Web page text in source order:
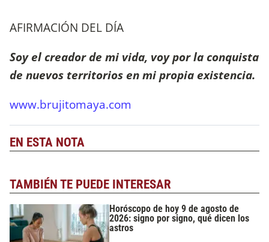
AFIRMACIÓN DEL DÍA
Soy el creador de mi vida, voy por la conquista
de nuevos territorios en mi propia existencia.
www.brujitomaya.com
EN ESTA NOTA
TAMBIÉN TE PUEDE INTERESAR
Horóscopo de hoy 9 de agosto de
2026: signo por signo, qué dicen los
astros